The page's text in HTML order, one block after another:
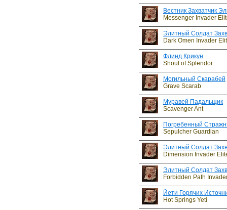
Вестник Захватчик
Messenger Invader
Элитный Солдат
Dark Omen Invader
Флинд Крикун
Shout of Splendor
Могильный Скарабей
Grave Scarab
Муравей Падальщик
Scavenger Ant
Погребенный
Sepulcher Guardian
Элитный Солдат
Dimension Invader
Элитный Солдат
Forbidden Path
Йети Горячих
Hot Springs Yeti